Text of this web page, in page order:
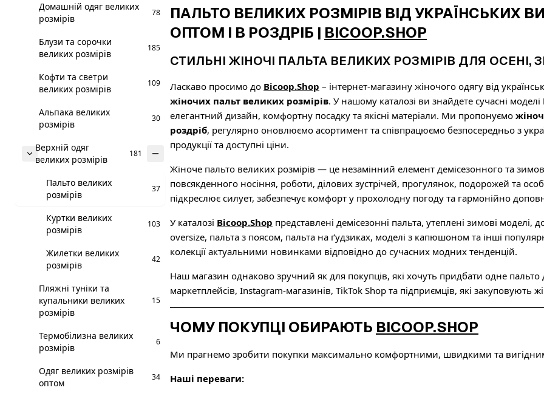
Домашній одяг великих
розмірів
78
Блузи та сорочки
великих розмірів
185
Кофти та светри
великих розмірів
109
Альпака великих
розмірів
30
Верхній одяг
великих розмірів
181
Пальто великих
розмірів
37
Куртки великих
розмірів
103
Жилетки великих
розмірів
42
Пляжні туніки та
купальники великих
розмірів
15
Термобілизна великих
розмірів
6
Одяг великих розмірів
оптом
34
ПАЛЬТО ВЕЛИКИХ РОЗМІРІВ ВІД УКРАЇНСЬКИХ
ОПТОМ І В РОЗДРІБ | BICOOP.SHOP
СТИЛЬНІ ЖІНОЧІ ПАЛЬТА ВЕЛИКИХ РОЗМІРІВ ДЛЯ ОСЕНІ,
Ласкаво просимо до Bicoop.Shop – інтернет-магазину жіночого одягу від
жіночих пальт великих розмірів. У нашому каталозі ви знайдете сучасні моделі
елегантний дизайн, комфортну посадку та якісні матеріали. Ми пропонуємо
роздріб, регулярно оновлюємо асортимент та співпрацюємо безпосередньо з
продукції та доступні ціни.
Жіноче пальто великих розмірів — це незамінний елемент демісезонного та
повсякденного носіння, роботи, ділових зустрічей, прогулянок, подорожей та
підкреслює силует, забезпечує комфорт у прохолодну погоду та гармонійно
У каталозі Bicoop.Shop представлені демісезонні пальта, утеплені зимові
oversize, пальта з поясом, пальта на ґудзиках, моделі з капюшоном та інші
колекції актуальними новинками відповідно до сучасних модних тенденцій.
Наш магазин однаково зручний як для покупців, які хочуть придбати одне пальто
маркетплейсів, Instagram-магазинів, TikTok Shop та підприємців, які закуповують
ЧОМУ ПОКУПЦІ ОБИРАЮТЬ BICOOP.SHOP
Ми прагнемо зробити покупки максимально комфортними, швидкими та
Наші переваги: